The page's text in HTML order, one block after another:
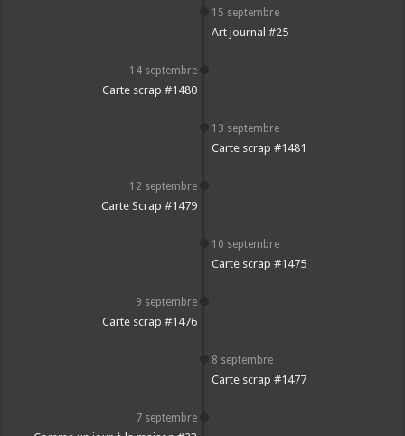
15 septembre
Art journal #25
14 septembre
Carte scrap #1480
13 septembre
Carte scrap #1481
12 septembre
Carte Scrap #1479
10 septembre
Carte scrap #1475
9 septembre
Carte scrap #1476
8 septembre
Carte scrap #1477
7 septembre